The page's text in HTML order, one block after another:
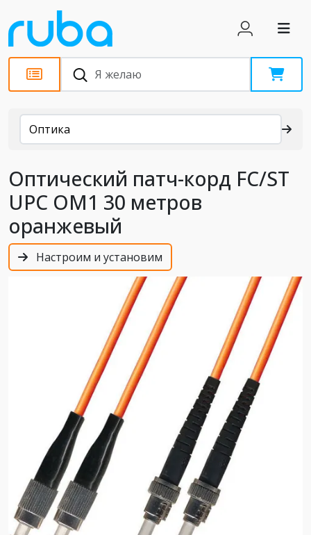
Каталог
Оптика
Оптический патч-корд FC/ST
UPC OM1 30 метров
оранжевый
Настроим и установим